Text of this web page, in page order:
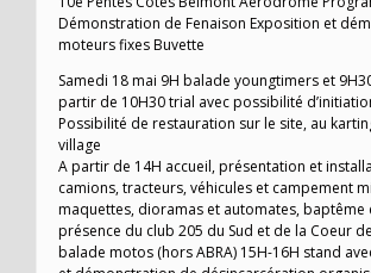
Démonstration de Fenaison Exposition et
moteurs fixes Buvette
Samedi 18 mai 9H balade youngtimers et
partir de 10H30 trial avec possibilité
Possibilité de restauration sur le site, au
village
A partir de 14H accueil, présentation et
camions, tracteurs, véhicules et campement
maquettes, dioramas et automates, baptême
présence du club 205 du Sud et de la Coeur
balade motos (hors ABRA) 15H-16H stand